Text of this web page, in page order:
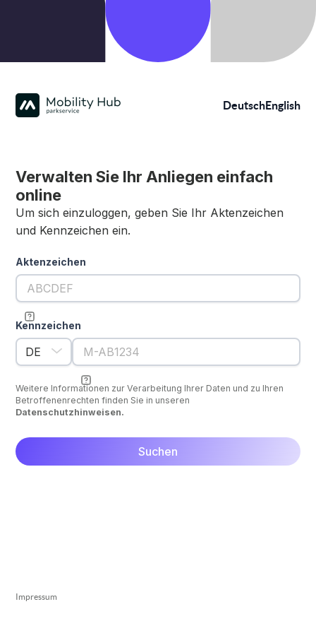
DeutschEnglish
Verwalten Sie Ihr Anliegen einfach
online
Um sich einzuloggen, geben Sie Ihr Aktenzeichen
und Kennzeichen ein.
Aktenzeichen
Kennzeichen
Weitere Informationen zur Verarbeitung Ihrer Daten und zu Ihren
Betroffenenrechten finden Sie in unseren
Datenschutzhinweisen.
Impressum